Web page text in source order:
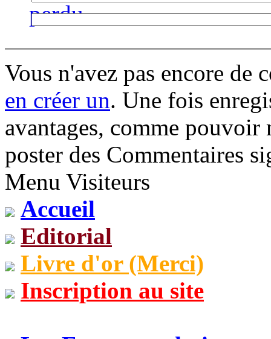
perdu
Vous n'avez pas encore de
en créer un. Une fois
avantages, comme
poster des Commentaires
Menu Visiteurs
Accueil
Editorial
Livre d'or (Merci)
Inscription au site